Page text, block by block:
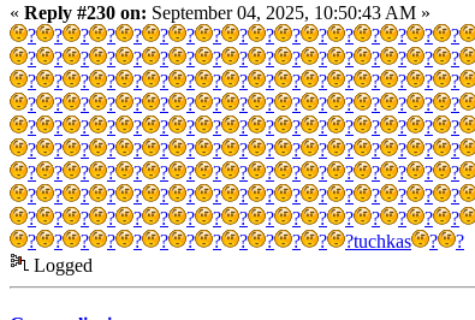
« Reply #230 on: September 04, 2025, 10:50:43 AM »
?
? ? ? ? ? ? ? ? ? ? ? ? ? ? ? ?
?
? ? ? ? ? ? ? ? ? ? ? ? ? ? ? ?
?
? ? ? ? ? ? ? ? ? ? ? ? ? ? ? ?
?
? ? ? ? ? ? ? ? ? ? ? ? ? ? ? ?
?
? ? ? ? ? ? ? ? ? ? ? ? ? ? ? ?
?
? ? ? ? ? ? ? ? ? ? ? ? ? ? ? ?
?
? ? ? ? ? ? ? ? ? ? ? ? ? ? ? ?
?
? ? ? ? ? ? ? ? ? ? ? ? ? ? ? ?
?
? ? ? ? ? ? ? ? ? ? ? ? ? ? ? ?
?
? ? ? ? ? ? ? ? ? ? ? ?tuchkas ?
?
Logged